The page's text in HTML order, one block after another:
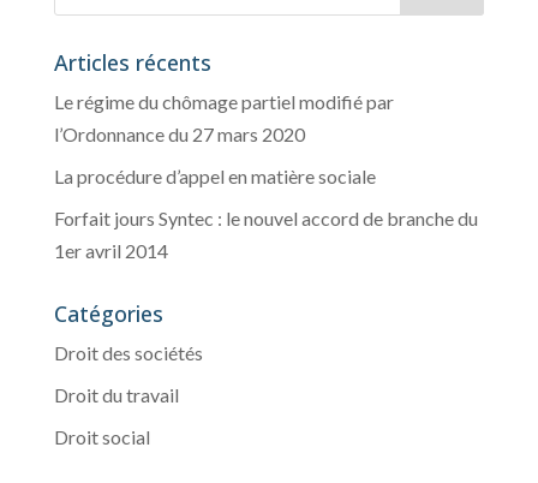
dI
n
b
o
o
k
er l
y
n
k
Articles récents
Le régime du chômage partiel modifié par
l’Ordonnance du 27 mars 2020
La procédure d’appel en matière sociale
Forfait jours Syntec : le nouvel accord de branche du
1er avril 2014
Catégories
Droit des sociétés
Droit du travail
Droit social